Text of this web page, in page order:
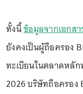
ทั้งนี้ข้อมูลจากเอกส
ยังคงเป็นผู้ถือครอง
ทะเบียนในตลาดหลั
2026 บริษัทถือครอง